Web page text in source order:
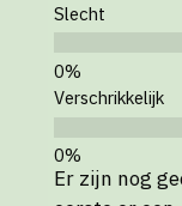
Slecht
Verschrikkelijk
Er zijn nog